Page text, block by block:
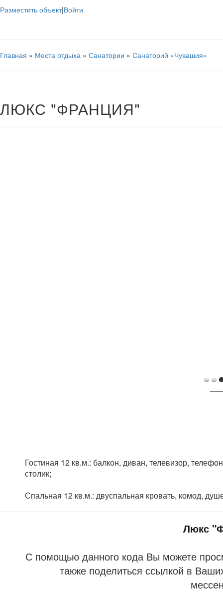
Разместить объект|Войти
Главная » Места отдыха » Санатории » Санаторий «Чувашия»
ЛЮКС "ФРАНЦИЯ"
Гостиная 12 кв.м.: балкон, диван, телевизор,
столик;
Спальная 12 кв.м.: двуспальная кровать, комод,
Люкс
С помощью данного кода Вы можете
также поделиться ссылкой в